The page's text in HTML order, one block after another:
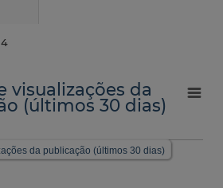
visualizações da
(últimos 30 dias)
da publicação (últimos 30 dias)